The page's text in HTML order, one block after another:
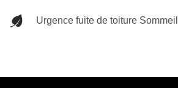
Urgence fuite de toiture